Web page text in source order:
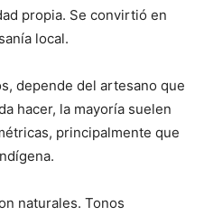
propia. Se convirtió en
local.
depende del artesano que
hacer, la mayoría suelen
principalmente que
naturales. Tonos